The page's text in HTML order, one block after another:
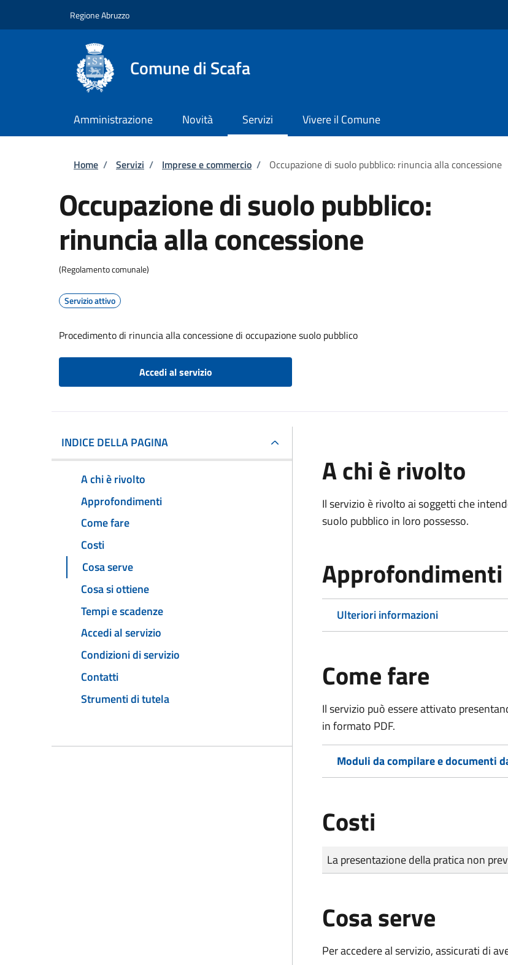
Regione Abruzzo
Comune di Scafa
Amministrazione Novità Servizi Vivere il Comune
Briciole di pane
Home / Servizi / Imprese e commercio / Occupazione di suolo pubblico: rinuncia alla concessione
Occupazione di suolo pubblico:
rinuncia alla concessione
(Regolamento comunale)
Servizio attivo
Procedimento di rinuncia alla concessione di occupazione suolo pubblico
Accedi al servizio
INDICE DELLA PAGINA
A chi è rivolto
Approfondimenti
Come fare
Costi
Cosa serve
Cosa si ottiene
Tempi e scadenze
Accedi al servizio
Condizioni di servizio
Contatti
Strumenti di tutela
A chi è rivolto
Il servizio è rivolto ai soggetti che
suolo pubblico in loro possesso.
Approfondimenti
Ulteriori informazioni
Come fare
Il servizio può essere attivato
in formato PDF.
Moduli da compilare e documenti
Costi
Tipo di pagamento
Importo
La presentazione della pratica non
Cosa serve
Per accedere al servizio, assicurati di